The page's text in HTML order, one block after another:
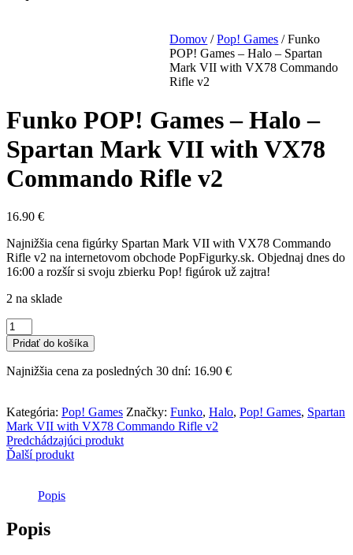
Domov / Pop! Games /Funko
POP! Games – Halo – Spartan
Mark VII with VX78 Commando
Rifle v2
Funko POP! Games – Halo –
Spartan Mark VII with VX78
Commando Rifle v2
16.90 €
Najnižšia cena figúrky Spartan Mark VII with VX78 Commando
Rifle v2 na internetovom obchode PopFigurky.sk. Objednaj dnes do
16:00 a rozšír si svoju zbierku Pop! figúrok už zajtra!
2 na sklade
množstvo
Funko
POP!
Games
-
Spartan
Mark
VII
Commando
v2
Pridať do košíka
Najnižšia cena za posledných 30 dní: 16.90 €
Kategória: Pop! Games Značky: Funko, Halo, Pop! Games, Spartan
Mark VII with VX78 Commando Rifle v2
Predchádzajúci produkt
Ďalší produkt
Popis
Popis